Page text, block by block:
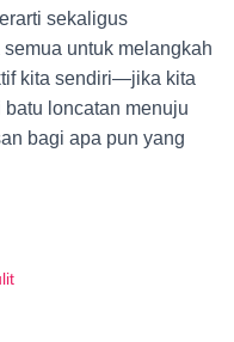
sekaligus
untuk melangkah
kita sendiri—jika kita
loncatan menuju
bagi apa pun yang